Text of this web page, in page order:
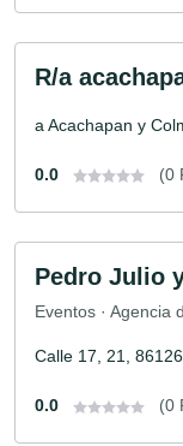
R/a
a Acachapan y
0.0 (0
Pedro Julio
Eventos · Agencia
Calle 17, 21,
0.0 (0